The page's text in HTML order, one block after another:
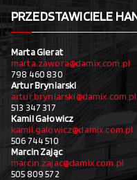
PRZEDSTAWICIELE
Marta Gierat
marta.zawora@damix.com.pl
798 460 830
Artur Bryniarski
artur.bryniarski@damix.com.pl
513 347 317
Kamil Gałowicz
kamil.galowicz@damix.com.pl
506 744 510
Marcin Zając
marcin.zajac@damix.com.pl
505 809 572